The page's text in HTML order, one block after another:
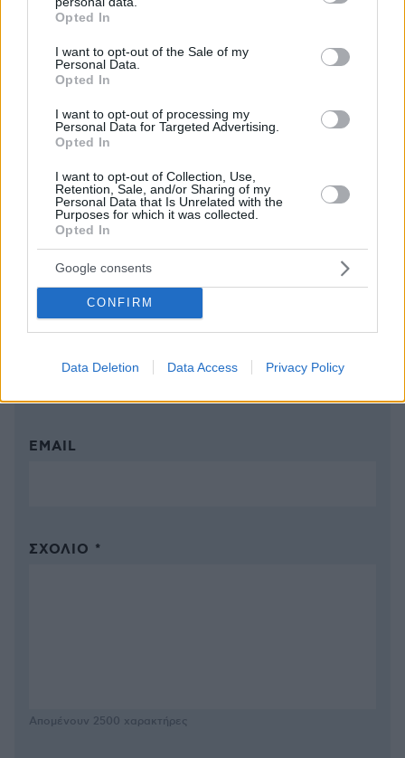
grant or deny consent to Google and its third-party tags to
use your data for below specified purposes in below Google
consent section.
Opted In
I want to opt-out of the Sale of my
Personal Data.
Opted In
I want to opt-out of processing my
Personal Data for Targeted Advertising.
Opted In
I want to opt-out of Collection, Use,
Retention, Sale, and/or Sharing of my
Personal Data that Is Unrelated with the
Purposes for which it was collected.
Opted In
Google consents
CONFIRM
Data Deletion Data Access Privacy Policy
στην Ελλάδα
Εθνική Τράπεζα: Η κορυφαία επιλογή για τη χρηματοδότηση
30.07.2026, 15:25
29.07.2026, 09:39
ΣΧΟΛΙΑ
ΠΡΟΣΘΗΚΗ ΣΧΟΛΙΟΥ
ΠΡΟΣΘΗΚΗ ΣΧΟΛΙΟΥ
EMAIL
ΣΧΌΛΙΟ *
Απομένουν 2500 χαρακτήρες